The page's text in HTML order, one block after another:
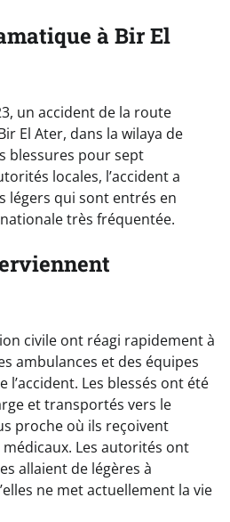
à Bir El
un accident de la route
El Ater, dans la wilaya de
blessures pour sept
locales, l’accident a
légers qui sont entrés en
très fréquentée.
civile ont réagi rapidement à
ambulances et des équipes
l’accident. Les blessés ont été
et transportés vers le
proche où ils reçoivent
Les autorités ont
allaient de légères à
ne met actuellement la vie